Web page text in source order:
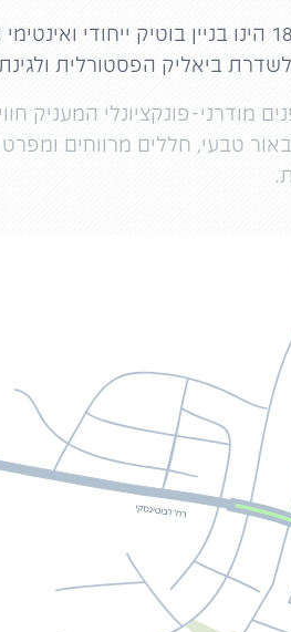
ביאליק הפסטורלית
מודרני-פונקציונלי המעניק
טבעי, חללים מרווחים ומפרט